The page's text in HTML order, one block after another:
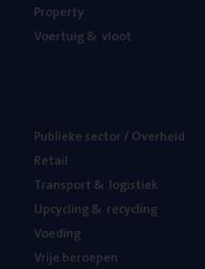
Pro­per­ty
Voer­tuig& vloot
Publie­ke sec­tor / Overheid
Retail
Trans­port& logistiek
Upcy­cling& recycling
Voe­ding
Vrije beroe­pen